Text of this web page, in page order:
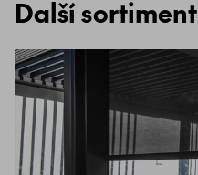
Další sortiment